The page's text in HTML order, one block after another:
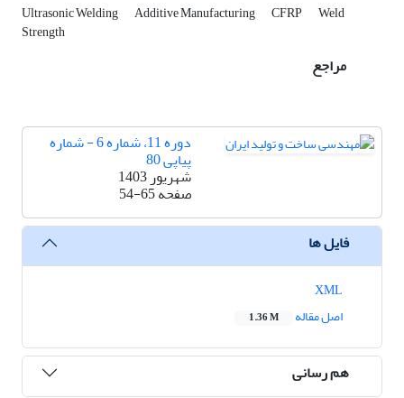
Ultrasonic Welding Additive Manufacturing CFRP Weld
Strength
مراجع
دوره 11، شماره 6 - شماره
پیاپی 80
شهریور 1403
صفحه54-65
فایل ها
اصل مقاله
1.36 M
هم رسانی